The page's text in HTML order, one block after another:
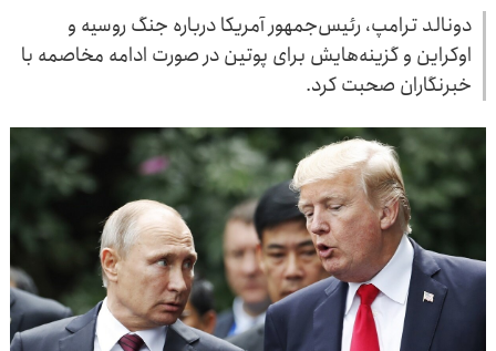
دونالد ترامپ، رئیس‌جمهور آمریکا درباره جنگ روسیه و
اوکراین و گزینه‌هایش برای پوتین در صورت ادامه مخاصمه با
خبرنگاران صحبت کرد.